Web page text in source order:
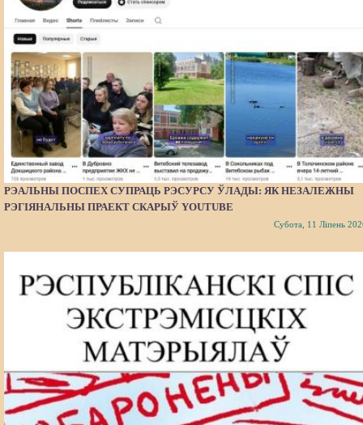
РЭАЛЬНЫ ПОСПЕХ СУПРАЦЬ РЭСУРСУ ЎЛАДЫ: ЯК НЕЗАЛЕЖНЫ
РЭГІЯНАЛЬНЫ ПРАЕКТ СКАРЫЎ YOUTUBE
Субота, 11 Ліпень